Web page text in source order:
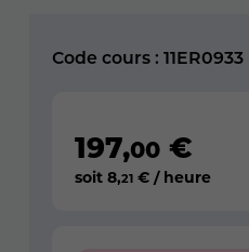
Code cours : 11ER0933
197,00€
soit 8,21€ / heure